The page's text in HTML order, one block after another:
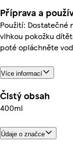
Příprava a
Použití: Dostatečné
vlhkou pokožku
poté opláchněte
Více informací
Čistý obsah
400ml
Údaje o značce